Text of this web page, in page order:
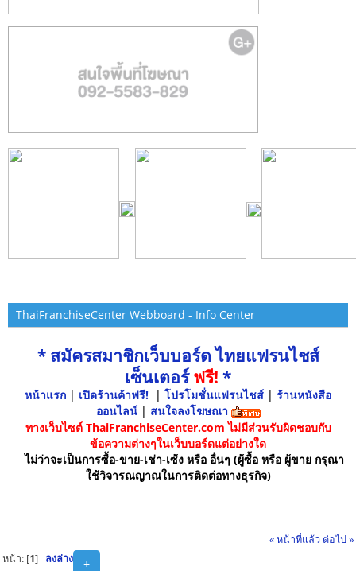
ThaiFranchiseCenter Webboard - Info Center
* สมัครสมาชิกเว็บบอร์ด ไทยแฟรนไชส์
เซ็นเตอร์ฟรี! *
หน้าแรก | เปิดร้านค้าฟรี! | โปรโมชั่นแฟรนไชส์ | ร้านหนังสือ
ออนไลน์ | สนใจลงโฆษณา
ทางเว็บไซต์ ThaiFranchiseCenter.com ไม่มีส่วนรับผิดชอบกับ
ข้อความต่างๆในเว็บบอร์ดแต่อย่างใด
ไม่ว่าจะเป็นการซื้อ-ขาย-เช่า-เซ้ง หรือ อื่นๆ (ผู้ซื้อ หรือ ผู้ขาย กรุณา
ใช้วิจารณญาณในการติดต่อทางธุรกิจ)
« หน้าที่แล้ว ต่อไป »
+
หน้า: [1] ลงล่าง